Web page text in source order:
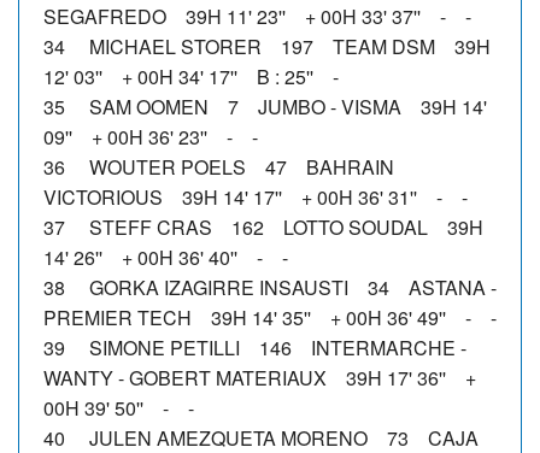
SEGAFREDO 39H 11' 23'' + 00H 33' 37'' - -
34 MICHAEL STORER 197 TEAM DSM 39H
12' 03'' + 00H 34' 17'' B : 25'' -
35 SAM OOMEN 7 JUMBO - VISMA 39H 14'
09'' + 00H 36' 23'' - -
36 WOUTER POELS 47 BAHRAIN
VICTORIOUS 39H 14' 17'' + 00H 36' 31'' - -
37 STEFF CRAS 162 LOTTO SOUDAL 39H
14' 26'' + 00H 36' 40'' - -
38 GORKA IZAGIRRE INSAUSTI 34 ASTANA -
PREMIER TECH 39H 14' 35'' + 00H 36' 49'' - -
39 SIMONE PETILLI 146 INTERMARCHE -
WANTY - GOBERT MATERIAUX 39H 17' 36'' +
00H 39' 50'' - -
40 JULEN AMEZQUETA MORENO 73 CAJA